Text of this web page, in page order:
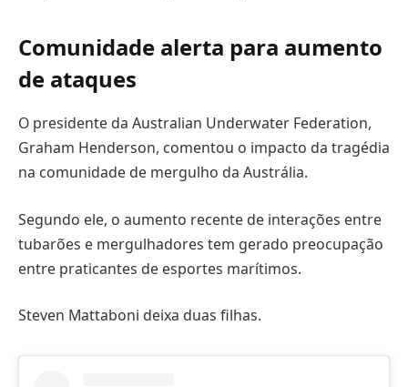
Comunidade alerta para aumento
de ataques
O presidente da Australian Underwater Federation,
Graham Henderson, comentou o impacto da tragédia
na comunidade de mergulho da Austrália.
Segundo ele, o aumento recente de interações entre
tubarões e mergulhadores tem gerado preocupação
entre praticantes de esportes marítimos.
Steven Mattaboni deixa duas filhas.